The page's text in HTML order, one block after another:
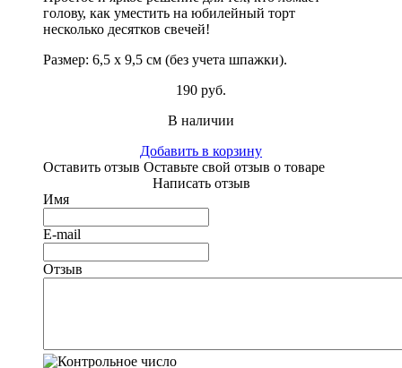
голову, как уместить на юбилейный торт
несколько десятков свечей!
Размер: 6,5 х 9,5 см (без учета шпажки).
190 руб.
В наличии
Добавить в корзину
Оставить отзыв Оставьте свой отзыв о товаре
Написать отзыв
Имя
E-mail
Отзыв